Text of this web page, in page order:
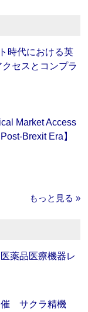
時代における英
セスとコンプラ
Market Access
Brexit Era】
もっと見る »
薬品医療機器レ
催 サクラ精機